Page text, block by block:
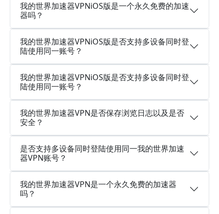
我的世界加速器VPNiOS版是一个永久免费的加速
器吗？
我的世界加速器VPNiOS版是否支持多设备同时登
陆使用同一账号？
我的世界加速器VPNiOS版是否支持多设备同时登
陆使用同一账号？
我的世界加速器VPN是否保存浏览日志以及是否
安全？
是否支持多设备同时登陆使用同一我的世界加速
器VPN账号？
我的世界加速器VPN是一个永久免费的加速器
吗？